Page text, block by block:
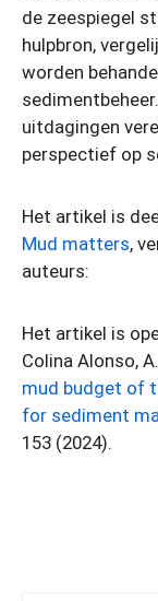
de zeespiegel
hulpbron,
worden
uitdagingen
perspectief op
Het artikel is
Mud matters,
auteurs:
Het artikel is
Colina Alonso,
mud budget of
for sediment
153 (2024).